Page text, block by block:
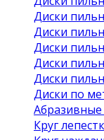
Диски
Диски
Диски
Диски
Диски
Диски по
Круг